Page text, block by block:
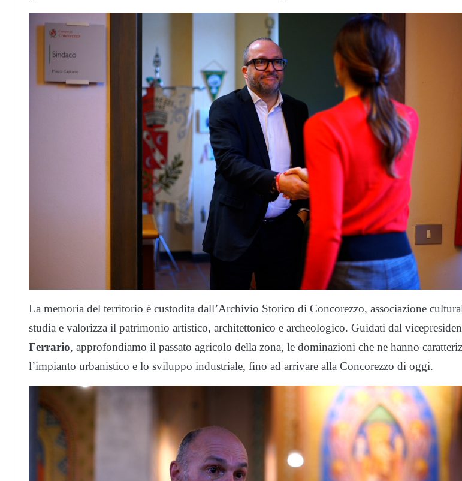
La memoria del territorio è custodita dall’Archivio Storico di Concorezzo, associazione
studia e valorizza il patrimonio artistico, architettonico e archeologico. Guidati dal
Ferrario, approfondiamo il passato agricolo della zona, le dominazioni che ne hanno
l’impianto urbanistico e lo sviluppo industriale, fino ad arrivare alla Concorezzo di oggi.